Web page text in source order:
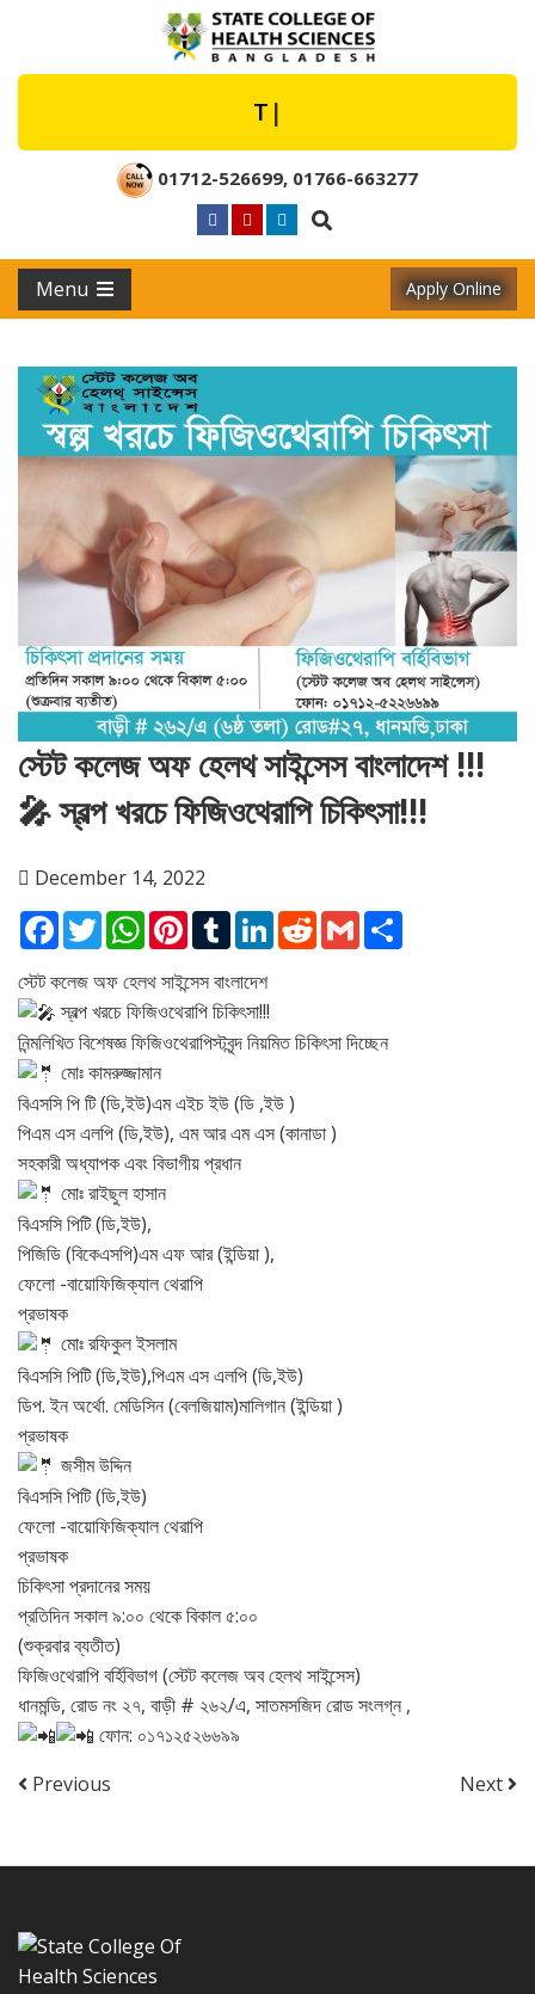
The
01712-526699, 01766-663277
Menu Apply Online
স্টেট কলেজ অফ হেলথ সাইন্সেস বাংলাদেশ !!!
🎤 স্বল্প খরচে ফিজিওথেরাপি চিকিৎসা!!!
December 14, 2022
Facebook
TwitterWhatsApp
PinterestTumblrLinkedIn
RedditGmail
স্টেট কলেজ অফ হেলথ সাইন্সেস বাংলাদেশ
স্বল্প খরচে ফিজিওথেরাপি চিকিৎসা!!!
নিন্মলিখিত বিশেষজ্ঞ ফিজিওথেরাপিস্টবৃন্দ নিয়মিত চিকিৎসা দিচ্ছেন
মোঃ কামরুজ্জামান
বিএসসি পি টি (ডি,ইউ)এম এইচ ইউ (ডি ,ইউ )
পিএম এস এলপি (ডি,ইউ), এম আর এম এস (কানাডা )
সহকারী অধ্যাপক এবং বিভাগীয় প্রধান
মোঃ রাইছুল হাসান
বিএসসি পিটি (ডি,ইউ),
পিজিডি (বিকেএসপি)এম এফ আর (ইন্ডিয়া ),
ফেলো -বায়োফিজিক্যাল থেরাপি
প্রভাষক
মোঃ রফিকুল ইসলাম
বিএসসি পিটি (ডি,ইউ),পিএম এস এলপি (ডি,ইউ)
ডিপ. ইন অর্থো. মেডিসিন (বেলজিয়াম)মালিগান (ইন্ডিয়া )
প্রভাষক
জসীম উদ্দিন
বিএসসি পিটি (ডি,ইউ)
ফেলো -বায়োফিজিক্যাল থেরাপি
প্রভাষক
চিকিৎসা প্রদানের সময়
প্রতিদিন সকাল ৯:০০ থেকে বিকাল ৫:০০
(শুক্রবার ব্যতীত)
ফিজিওথেরাপি বর্হিবিভাগ (স্টেট কলেজ অব হেলথ সাইন্সেস)
ধানমন্ডি, রোড নং ২৭, বাড়ী # ২৬২/এ, সাতমসজিদ রোড সংলগ্ন ,
ফোন: ০১৭১২৫২৬৬৯৯
Previous
Next